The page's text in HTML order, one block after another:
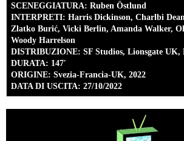
SCENEGGIATURA: Ruben Östlund
INTERPRETI: Harris Dickinson, Charlbi
Zlatko Burić, Vicki Berlin, Amanda Walker,
Woody Harrelson
DISTRIBUZIONE: SF Studios, Lionsgate UK,
DURATA: 147′
ORIGINE: Svezia-Francia-UK, 2022
DATA DI USCITA: 27/10/2022